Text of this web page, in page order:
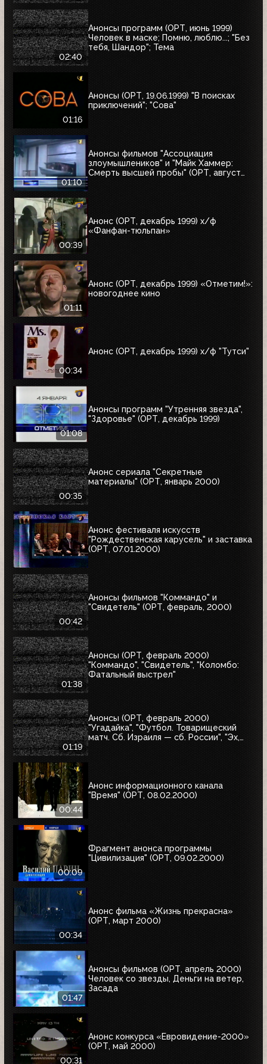
02:40
Анонсы программ (ОРТ, июнь 1999)
Человек в маске; Помню, люблю...; "Без
тебя, Шандор"; Тема
01:16
Анонсы (ОРТ, 19.06.1999) "В поисках
приключений"; "Сова"
01:10
Анонсы фильмов "Ассоциация
злоумышлеников" и "Майк Хаммер:
Смерть высшей пробы" (ОРТ, август
00:39
Анонс (ОРТ, декабрь 1999) х/ф
«Фанфан-тюльпан»
01:11
Анонс (ОРТ, декабрь 1999) «Отметим!»:
новогоднее кино
00:34
Анонс (ОРТ, декабрь 1999) х/ф "Тутси"
01:08
Анонсы программ "Утренняя звезда",
"Здоровье" (ОРТ, декабрь 1999)
00:35
Анонс сериала "Секретные
материалы" (ОРТ, январь 2000)
Анонс фестиваля искусств
"Рождественская карусель" и заставка
(ОРТ, 07.01.2000)
00:42
Анонсы фильмов "Коммандо" и
"Свидетель" (ОРТ, февраль, 2000)
01:38
Анонсы (ОРТ, февраль 2000)
"Коммандо", "Свидетель", "Коломбо:
Фатальный выстрел"
01:19
Анонсы (ОРТ, февраль 2000)
"Угадайка", "Футбол. Товарищеский
матч. Сб. Израиля — сб. России", "Эх,
00:44
Анонс информационного канала
"Время" (ОРТ, 08.02.2000)
00:09
Фрагмент анонса программы
"Цивилизация" (ОРТ, 09.02.2000)
00:34
Анонс фильма «Жизнь прекрасна»
(ОРТ, март 2000)
01:47
Анонсы фильмов (ОРТ, апрель 2000)
Человек со звезды, Деньги на ветер,
Засада
00:31
Анонс конкурса «Евровидение-2000»
(ОРТ, май 2000)